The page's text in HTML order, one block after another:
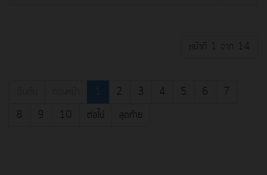
หน้าที่ 1 จาก 14
1 2 3 4 5 6
7
8
9 10 ต่อไป สุดท้าย